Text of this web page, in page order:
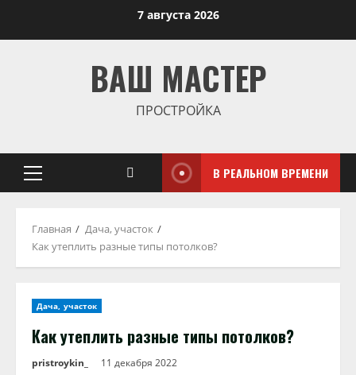
7 августа 2026
ВАШ МАСТЕР
ПРОСТРОЙКА
Основное
В РЕАЛЬНОМ ВРЕМЕНИ
Главная
Дача, участок
Как утеплить разные типы потолков?
Дача, участок
Как утеплить разные типы потолков?
pristroykin_ 11 декабря 2022